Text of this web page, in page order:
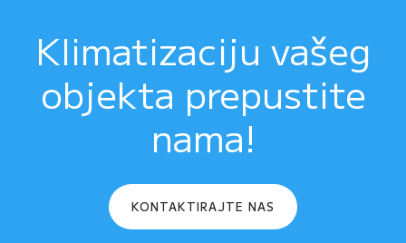
Klimatizaciju vašeg
objekta prepustite
nama!
KONTAKTIRAJTE NAS